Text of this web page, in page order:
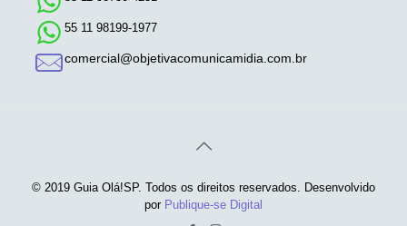
55 11 98199-1977
comercial@objetivacomunicamidia.com.br
© 2019 Guia Olá!SP. Todos os direitos reservados. Desenvolvido
por Publique-se Digital